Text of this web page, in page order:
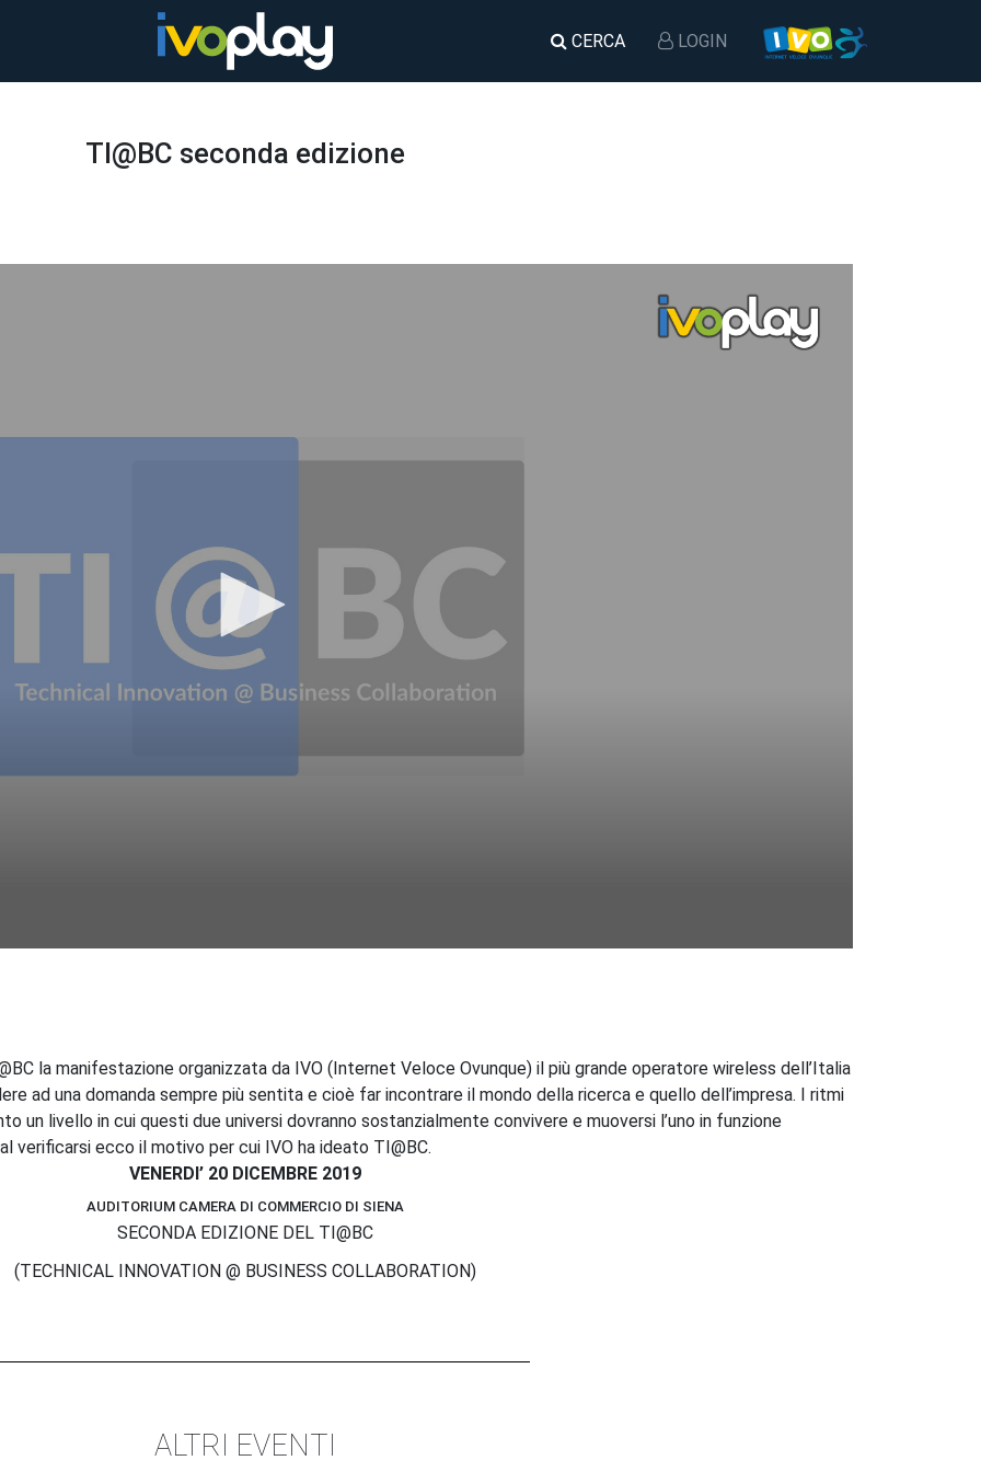
CERCA LOGIN
TI@BC seconda edizione
la manifestazione organizzata da IVO (Internet Veloce Ovunque) il più grande operatore wireless dell’Italia
ad una domanda sempre più sentita e cioè far incontrare il mondo della ricerca e quello dell’impresa. I ritmi
un livello in cui questi due universi dovranno sostanzialmente convivere e muoversi l’uno in funzione
verificarsi ecco il motivo per cui IVO ha ideato TI@BC.
VENERDI’ 20 DICEMBRE 2019
AUDITORIUM CAMERA DI COMMERCIO DI SIENA
SECONDA EDIZIONE DEL TI@BC
(TECHNICAL INNOVATION @ BUSINESS COLLABORATION)
ALTRI EVENTI